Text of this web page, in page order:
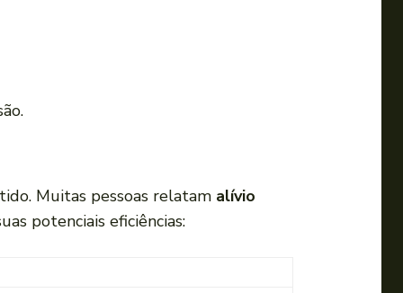
Muitas pessoas relatam alívio
potenciais eficiências: